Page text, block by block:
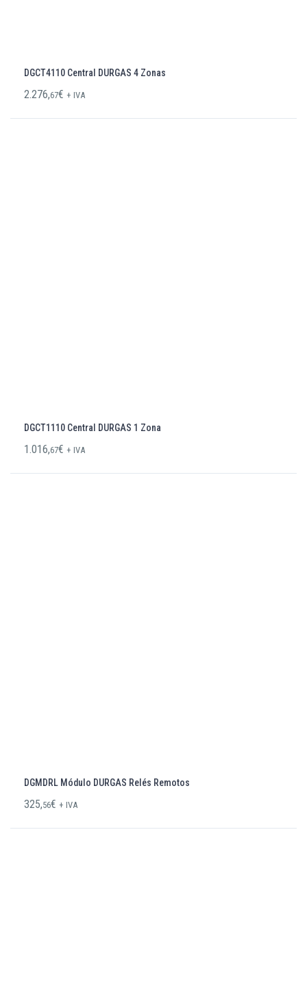
DGCT4110 Central DURGAS 4 Zonas
2.276,67€ + IVA
DGCT1110 Central DURGAS 1 Zona
1.016,67€ + IVA
DGMDRL Módulo DURGAS Relés Remotos
325,56€ + IVA